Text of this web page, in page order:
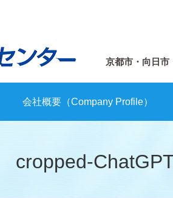
京都市・向日市
会社概要（Company Profile）
cropped-